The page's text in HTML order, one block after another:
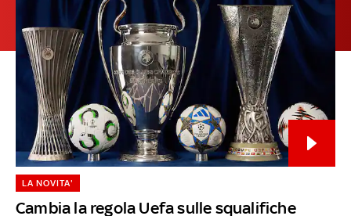
Cambia la regola Uefa sulle squalifiche
LA NOVITA'